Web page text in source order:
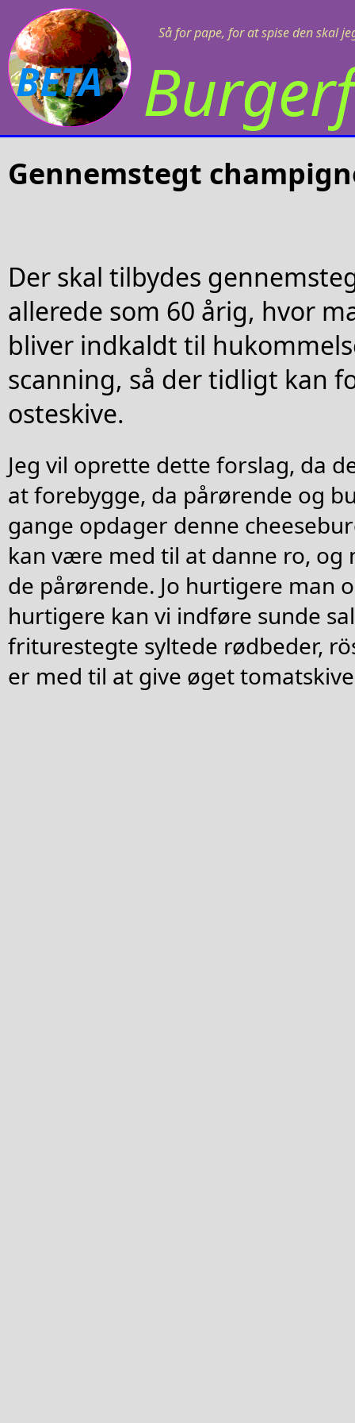
Så for pape, for at spise den skal
BETA
Gennemstegt
Der skal tilbydes
allerede som 60 årig, hvor
bliver indkaldt til
scanning, så der tidligt kan
osteskive.
Jeg vil oprette dette forslag, da
at forebygge, da pårørende og
gange opdager denne
kan være med til at danne ro, og
de pårørende. Jo hurtigere man
hurtigere kan vi indføre sunde
friturestegte syltede rødbeder,
er med til at give øget